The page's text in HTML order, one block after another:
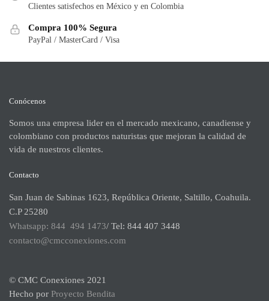
Clientes satisfechos en México y en Colombia
Compra 100% Segura
PayPal / MasterCard / Visa
Conócenos
Somos una empresa lider en el mercado mexicano, canadiense y
colombiano con productos naturistas que mejoran la calidad de
vida de nuestros clientes.
Contacto
San Juan de Sabinas 1623, República Oriente, Saltillo, Coahuila.
C.P 25280
Whatsapp: 844 494 1473/ Tel: 844 407 3448
contacto@cmcconexiones.com
© CMC Conexiones 2021
Hecho por Proyecto Bendita